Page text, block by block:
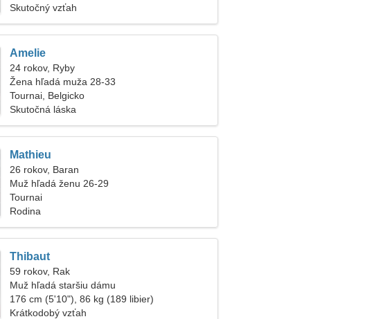
Skutočný vzťah
Amelie
24 rokov, Ryby
Žena hľadá muža 28-33
Tournai, Belgicko
Skutočná láska
Mathieu
26 rokov, Baran
Muž hľadá ženu 26-29
Tournai
Rodina
Thibaut
59 rokov, Rak
Muž hľadá staršiu dámu
176 cm (5'10"), 86 kg (189 libier)
Krátkodobý vzťah